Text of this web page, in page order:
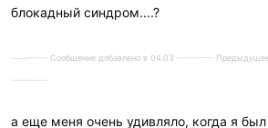
блокадный синдром....?
---------- Сообщение добавлено в 04:03 ---------- Предыдущее
----------
а еще меня очень удивляло, когда я